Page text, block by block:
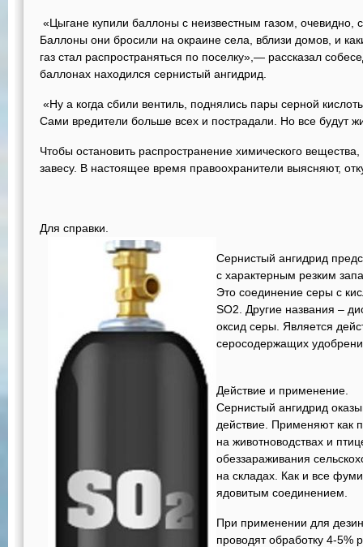
«Цыгане купили баллоны с неизвестным газом,
Баллоны они бросили на окраине села, вблизи домов, и
газ стал распространяться по поселку»,— рассказал
баллонах находился сернистый ангидрид.
«Ну а когда сбили вентиль, поднялись пары серной
Сами вредители больше всех и пострадали. Но все будут
Чтобы остановить распространение химического
завесу. В настоящее время правоохранители выясняют,
Для справки.
Сернистый ангидрид
с характерным резким
Это соединение серы с
SO2. Другие названия –
оксид серы. Является
серосодержащих
Действие и применение.
Сернистый ангидрид
действие. Применяют как
на животноводствах и
обеззараживания
на складах. Как и все
ядовитым соединением.
При применении для
проводят обработку 4-5%